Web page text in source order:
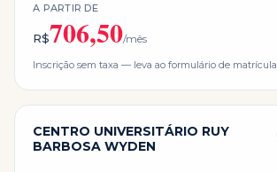
A PARTIR DE
R$706,50/mês
Inscrição sem taxa — leva ao formulário de matrícula
CENTRO UNIVERSITÁRIO RUY
BARBOSA WYDEN